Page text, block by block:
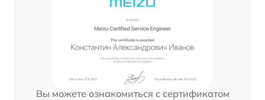
Вы можете ознакомиться с сертификатом